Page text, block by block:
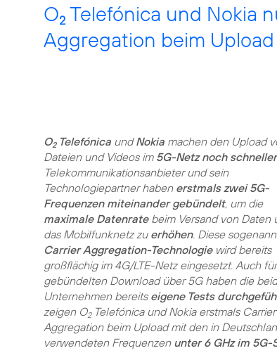
O2 Telefónica und Nokia
Aggregation beim Upload
O2Telefónica undNokia machen den Upload
Dateien und Videos im 5G-Netz noch schneller
Telekommunikationsanbieter und sein
Technologiepartner haben erstmals zwei 5G-
Frequenzen miteinander gebündelt, um die
maximale Datenratebeim Versand von Daten
das Mobilfunknetz zu erhöhen. Diese
Carrier Aggregation-Technologiewird bereits
großflächig im 4G/LTE-Netz eingesetzt. Auch
gebündelten Download über 5G haben die
Unternehmen bereits eigene Tests
zeigen O2Telefónica und Nokia erstmals Carrier
Aggregation beim Upload mit den in
verwendeten Frequenzen unter 6 GHz im